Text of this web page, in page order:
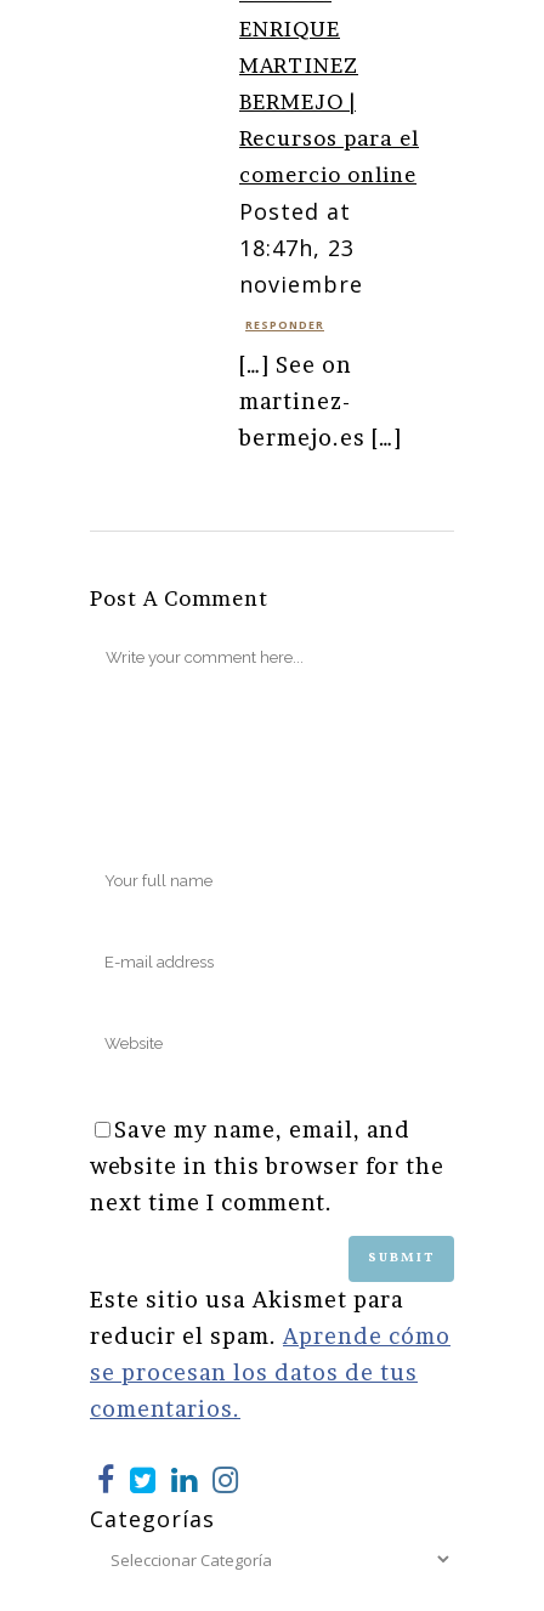
ENRIQUE
MARTINEZ
BERMEJO |
Recursos para el
comercio online
Posted at
18:47h, 23
noviembre
RESPONDER
[…] See on
martinez-
bermejo.es […]
Post A Comment
Save my name, email, and
website in this browser for the
next time I comment.
Este sitio usa Akismet para
reducir el spam. Aprende cómo
se procesan los datos de tus
comentarios.
Categorías